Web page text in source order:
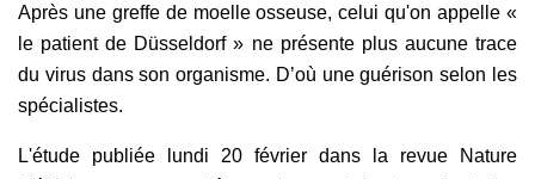
Après une greffe de moelle osseuse, celui qu'on appelle «
le patient de Düsseldorf » ne présente plus aucune trace
du virus dans son organisme. D’où une guérison selon les
spécialistes.
L'étude publiée lundi 20 février dans la revue Nature